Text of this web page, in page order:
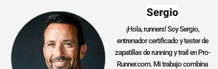
Sergio
¡Hola, runners! Soy Sergio,
entrenador certificado y tester de
zapatillas de running y trail en Pro-
Runner.com. Mi trabajo combina